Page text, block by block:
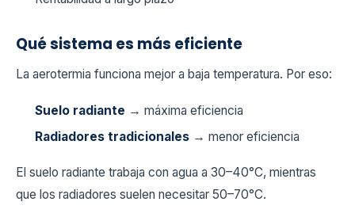
Qué sistema es más eficiente
La aerotermia funciona mejor a baja temperatura. Por eso:
Suelo radiante → máxima eficiencia
Radiadores tradicionales → menor eficiencia
El suelo radiante trabaja con agua a 30–40°C, mientras
que los radiadores suelen necesitar 50–70°C.